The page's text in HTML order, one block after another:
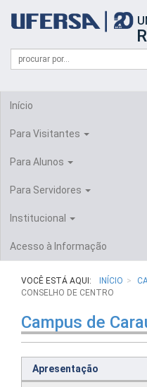
portal
UFERSA
Formulário
Busca
Campo
de
Início
Para Visitantes
Para Alunos
Para Servidores
Institucional
Acesso à Informação
VOCÊ ESTÁ AQUI: INÍCIO
CONSELHO DE CENTRO
Campus de
Apresentação